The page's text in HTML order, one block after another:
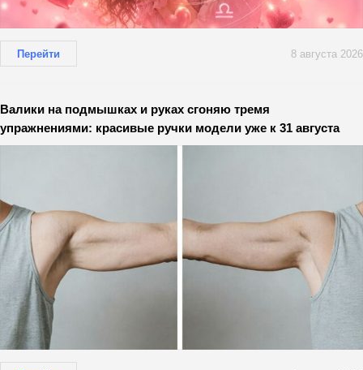
Перейти 8 августа 2026
Валики на подмышках и руках сгоняю тремя
упражнениями: красивые ручки модели уже к 31 августа